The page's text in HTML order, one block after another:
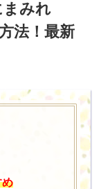
まみれ
法！最新